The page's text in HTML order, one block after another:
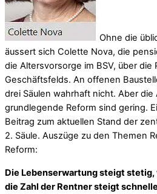
Ohne die
äussert sich Colette Nova, die
die Altersvorsorge im BSV, über die
Geschäftsfelds. An offenen
drei Säulen wahrhaft nicht. Aber
grundlegende Reform sind gering.
Beitrag zum aktuellen Stand der
2. Säule. Auszüge zu den Themen
Reform:
Die Lebenserwartung steigt stetig,
die Zahl der Rentner steigt